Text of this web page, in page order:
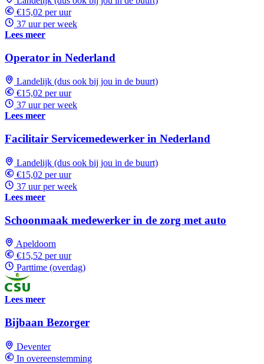
€15,02 per uur
37 uur per week
Lees meer
Operator in Nederland
Landelijk (dus ook bij jou in de buurt)
€15,02 per uur
37 uur per week
Lees meer
Facilitair Servicemedewerker in Nederland
Landelijk (dus ook bij jou in de buurt)
€15,02 per uur
37 uur per week
Lees meer
Schoonmaak medewerker in de zorg met auto
Apeldoorn
€15,52 per uur
Parttime (overdag)
Lees meer
Bijbaan Bezorger
Deventer
In overeenstemming